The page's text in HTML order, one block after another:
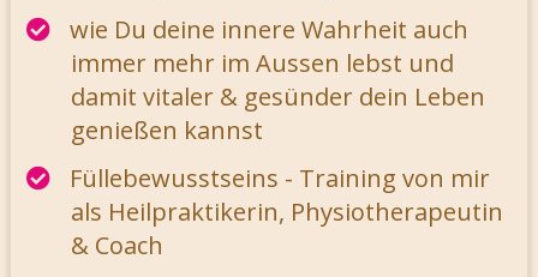
wie Du deine innere Wahrheit auch
immer mehr im Aussen lebst und
damit vitaler & gesünder dein Leben
genießen kannst
Füllebewusstseins - Training von mir
als Heilpraktikerin, Physiotherapeutin
& Coach